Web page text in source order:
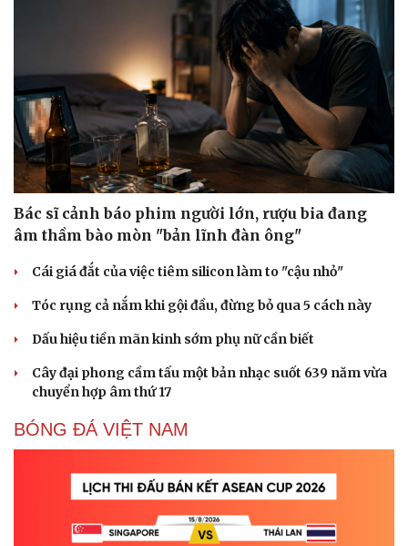
Vụ án
Tin nóng
Tư vấn luật
Quân sự - Quốc phòng
Vũ khí
Việt Nam
Phân tích
Bác sĩ cảnh báo phim người lớn, rượu bia đang
âm thầm bào mòn "bản lĩnh đàn ông"
Cái giá đắt của việc tiêm silicon làm to "cậu nhỏ"
Tóc rụng cả nắm khi gội đầu, đừng bỏ qua 5 cách này
Dấu hiệu tiền mãn kinh sớm phụ nữ cần biết
Cây đại phong cầm tấu một bản nhạc suốt 639 năm vừa
chuyển hợp âm thứ 17
BÓNG ĐÁ VIỆT NAM